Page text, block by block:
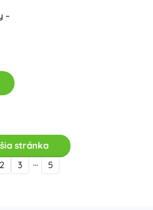
–
stránka
2 3 … 5